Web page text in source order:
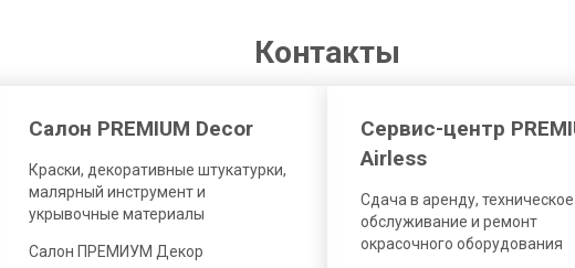
Контакты
Салон PREMIUM Decor
Краски, декоративные штукатурки,
малярный инструмент и
укрывочные материалы
Салон ПРЕМИУМ Декор
Сервис-центр
Airless
Сдача в аренду, техническое
обслуживание и ремонт
окрасочного оборудования